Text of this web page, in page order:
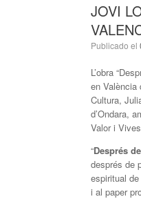
JOVI
Publicado el
L’obra
en València
Cultura,
d’Ondara,
Valor i
“Després
després de
espiritual
i al paper